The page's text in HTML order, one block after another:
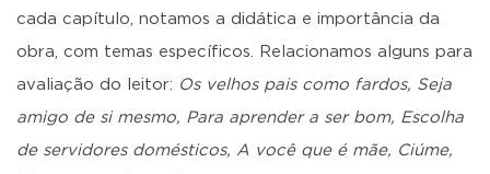
cada capítulo, notamos a didática e importância da
obra, com temas específicos. Relacionamos alguns para
avaliação do leitor: Os velhos pais como fardos, Seja
amigo de si mesmo, Para aprender a ser bom, Escolha
de servidores domésticos, A você que é mãe, Ciúme,